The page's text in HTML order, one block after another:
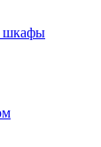
шкафы